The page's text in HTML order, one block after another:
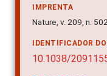
IMPRENTA
Nature, v. 209, n.
IDENTIFICADOR
10.1038/